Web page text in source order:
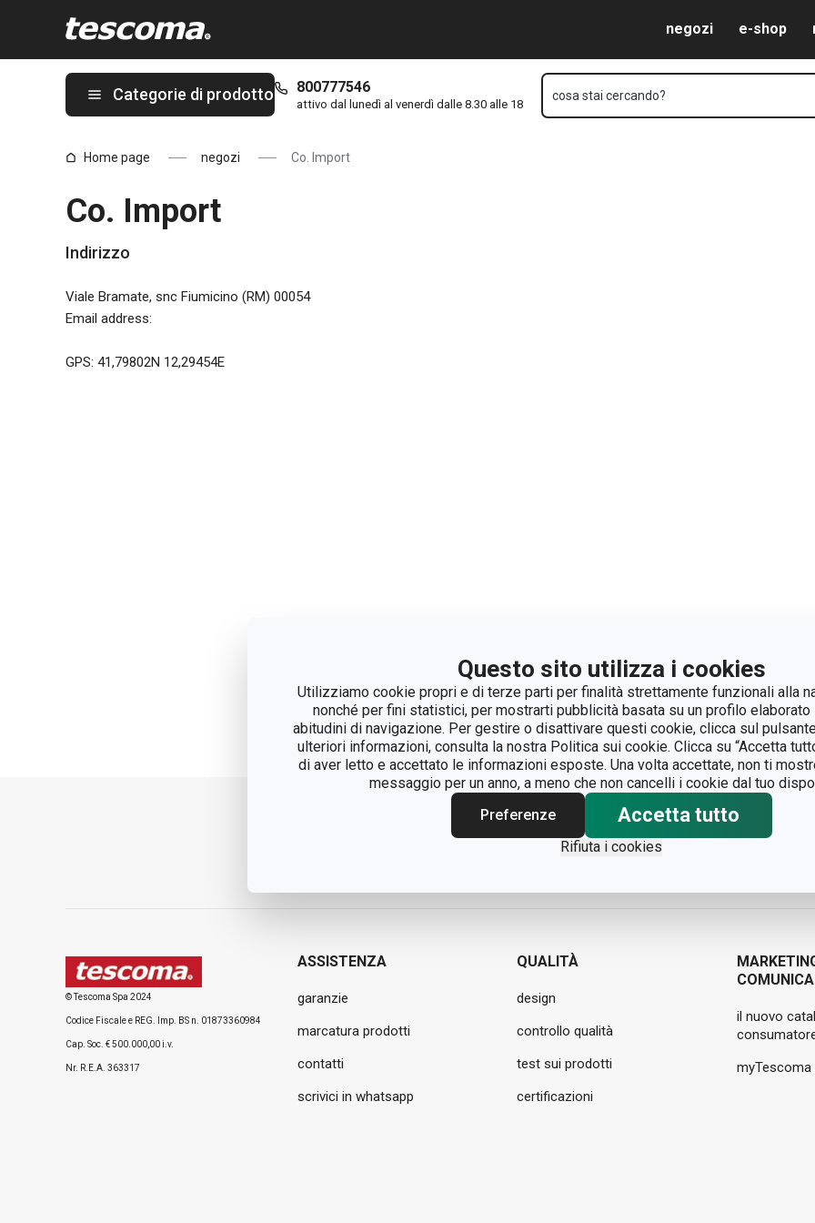
Questo sito utilizza i cookies
Utilizziamo cookie propri e di terze parti per finalità strettamente funzionali alla
nonché per fini statistici, per mostrarti pubblicità basata su un profilo elaborato
abitudini di navigazione. Per gestire o disattivare questi cookie, clicca sul
ulteriori informazioni, consulta la nostra Politica sui cookie. Clicca su “Accetta
di aver letto e accettato le informazioni esposte. Una volta accettate, non ti
messaggio per un anno, a meno che non cancelli i cookie dal tuo
Preferenze
Accetta tutto
Rifiuta i cookies
negozi e-shop
Categorie di prodotto 800777546
attivo dal lunedì al venerdì dalle 8.30 alle 18
cosa stai cercando?
Home page negozi Co. Import
Co. Import
Indirizzo
Viale Bramate, snc Fiumicino (RM) 00054
Email address:
GPS: 41,79802N 12,29454E
© Tescoma Spa 2024
Codice Fiscale e REG. Imp. BS n. 01873360984
Cap. Soc. € 500.000,00 i.v.
Nr. R.E.A. 363317
ASSISTENZA
garanzie
marcatura prodotti
contatti
scrivici in whatsapp
QUALITÀ
design
controllo qualità
test sui prodotti
certificazioni
il nuovo
myTescoma